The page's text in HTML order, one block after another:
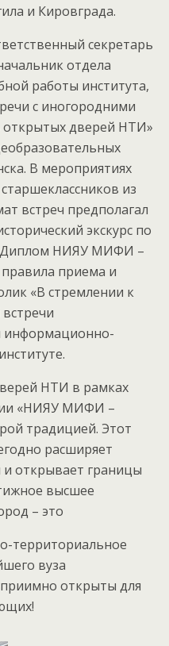
и Кировграда.
секретарь
отдела
работы института,
с иногородними
открытых дверей НТИ»
В мероприятиях
из
встреч предполагал
экскурс по
НИЯУ МИФИ –
приема и
«В стремлении к
информационно-
НТИ в рамках
«НИЯУ МИФИ –
традицией. Этот
расширяет
и открывает границы
высшее
– это
территориальное
вуза
открыты для